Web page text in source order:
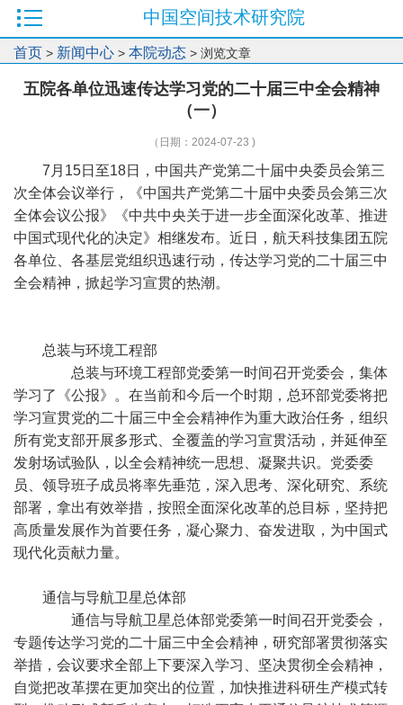
中国空间技术研究院
首页 > 新闻中心 > 本院动态 > 浏览文章
五院各单位迅速传达学习党的二十届三中全会精神
（一）
（日期：2024-07-23 )
7月15日至18日，中国共产党第二十届中央委员会第三
次全体会议举行，《中国共产党第二十届中央委员会第三次
全体会议公报》《中共中央关于进一步全面深化改革、推进
中国式现代化的决定》相继发布。近日，航天科技集团五院
各单位、各基层党组织迅速行动，传达学习党的二十届三中
全会精神，掀起学习宣贯的热潮。
总装与环境工程部
总装与环境工程部党委第一时间召开党委会，集体
学习了《公报》。在当前和今后一个时期，总环部党委将把
学习宣贯党的二十届三中全会精神作为重大政治任务，组织
所有党支部开展多形式、全覆盖的学习宣贯活动，并延伸至
发射场试验队，以全会精神统一思想、凝聚共识。党委委
员、领导班子成员将率先垂范，深入思考、深化研究、系统
部署，拿出有效举措，按照全面深化改革的总目标，坚持把
高质量发展作为首要任务，凝心聚力、奋发进取，为中国式
现代化贡献力量。
通信与导航卫星总体部
通信与导航卫星总体部党委第一时间召开党委会，
专题传达学习党的二十届三中全会精神，研究部署贯彻落实
举措，会议要求全部上下要深入学习、坚决贯彻全会精神，
自觉把改革摆在更加突出的位置，加快推进科研生产模式转